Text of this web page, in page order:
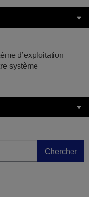
d’exploitation
système
Chercher